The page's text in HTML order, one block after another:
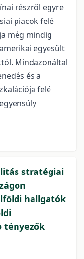
részről egyre
piacok felé
még mindig
egyesült
Mindazonáltal
és a
felé
stratégiai
hallgatók
tényezők